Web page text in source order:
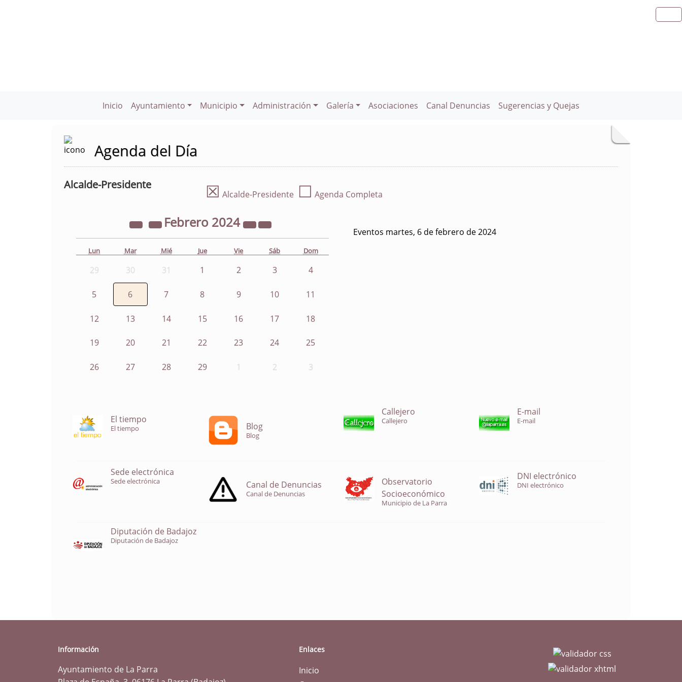
Inicio Ayuntamiento Municipio Administración Galería Asociaciones Canal Denuncias Sugerencias y Quejas
Agenda del Día
Alcalde-Presidente ☒ Alcalde-Presidente ☐ Agenda Completa
Febrero 2024
Lun Mar Mié Jue Vie Sáb Dom
29 30 31 1 2 3 4
5 6 7 8 9 10 11
12 13 14 15 16 17 18
19 20 21 22 23 24 25
26 27 28 29 1 2 3
Eventos martes, 6 de febrero de 2024
El tiempo
El tiempo Blog
Blog
Callejero
Callejero
E-mail
E-mail
Sede electrónica
Sede electrónica Canal de Denuncias
Canal de Denuncias
Observatorio
Socioeconómico
Municipio de La Parra
DNI electrónico
DNI electrónico
Diputación de Badajoz
Diputación de Badajoz
Información
Ayuntamiento de La Parra
Enlaces
Inicio